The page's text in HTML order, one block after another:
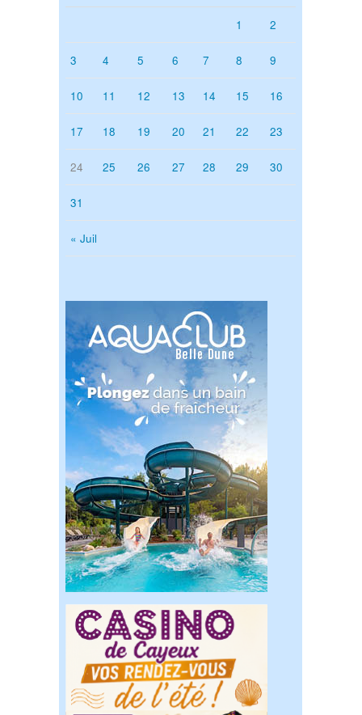
« Juil
1 2
3 4 5 6 7 8 9
10 11 12 13 14 15 16
17 18 19 20 21 22 23
24 25 26 27 28 29 30
31